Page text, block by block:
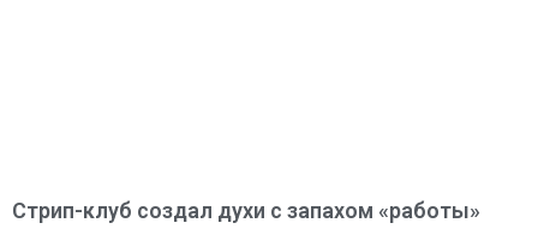
Стрип-клуб создал духи с запахом «работы»